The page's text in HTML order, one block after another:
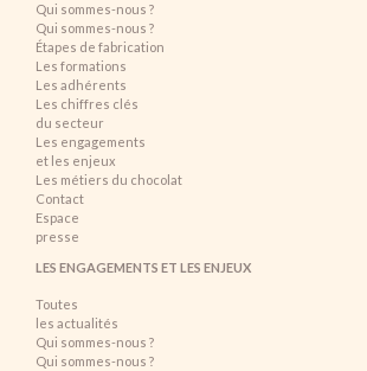
Qui sommes-nous ?
Qui sommes-nous ?
Étapes de fabrication
Les formations
Les adhérents
Les chiffres clés
du secteur
Les engagements
et les enjeux
Les métiers du chocolat
Contact
Espace
presse
LES ENGAGEMENTS ET LES ENJEUX
Toutes
les actualités
Qui sommes-nous ?
Qui sommes-nous ?